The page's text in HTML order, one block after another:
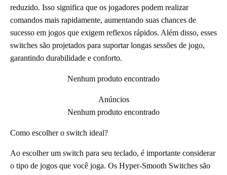
reduzido. Isso significa que os jogadores podem realizar
comandos mais rapidamente, aumentando suas chances de
sucesso em jogos que exigem reflexos rápidos. Além disso, esses
switches são projetados para suportar longas sessões de jogo,
garantindo durabilidade e conforto.
Nenhum produto encontrado
Anúncios
Nenhum produto encontrado
Como escolher o switch ideal?
Ao escolher um switch para seu teclado, é importante considerar
o tipo de jogos que você joga. Os Hyper-Smooth Switches são